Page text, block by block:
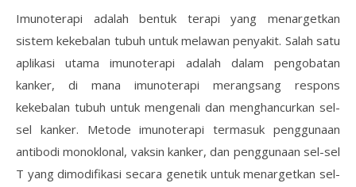
Imunoterapi adalah bentuk terapi yang menargetkan
sistem kekebalan tubuh untuk melawan penyakit. Salah satu
aplikasi utama imunoterapi adalah dalam pengobatan
kanker, di mana imunoterapi merangsang respons
kekebalan tubuh untuk mengenali dan menghancurkan sel-
sel kanker. Metode imunoterapi termasuk penggunaan
antibodi monoklonal, vaksin kanker, dan penggunaan sel-sel
T yang dimodifikasi secara genetik untuk menargetkan sel-